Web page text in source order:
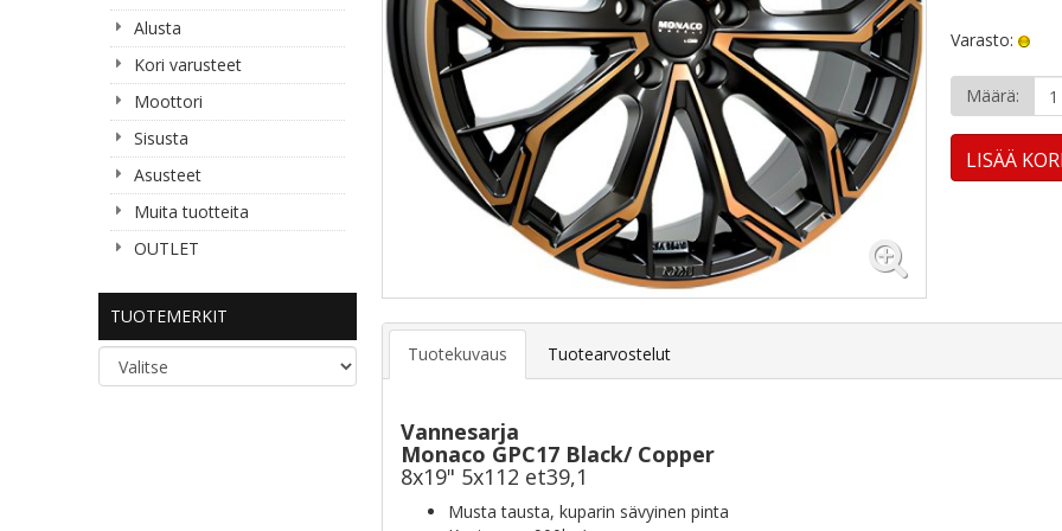
Alusta
Kori varusteet
Moottori
Sisusta
Asusteet
Muita tuotteita
OUTLET
TUOTEMERKIT
Varasto:
Määrä:
LISÄÄ
Tuotekuvaus Tuotearvostelut
Vannesarja
Monaco GPC17 Black/ Copper
8x19" 5x112 et39,1
Musta tausta, kuparin sävyinen pinta